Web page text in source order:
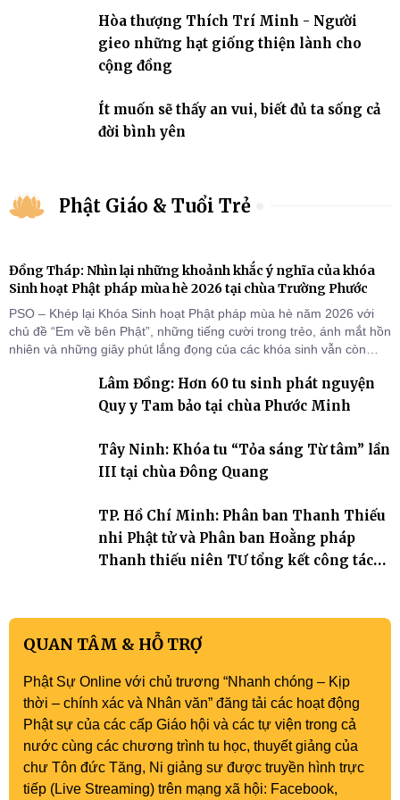
Hòa thượng Thích Trí Minh - Người
gieo những hạt giống thiện lành cho
cộng đồng
Ít muốn sẽ thấy an vui, biết đủ ta sống cả
đời bình yên
Phật Giáo & Tuổi Trẻ
Đồng Tháp: Nhìn lại những khoảnh khắc ý nghĩa của khóa
Sinh hoạt Phật pháp mùa hè 2026 tại chùa Trường Phước
PSO – Khép lại Khóa Sinh hoạt Phật pháp mùa hè năm 2026 với
chủ đề “Em về bên Phật”, những tiếng cười trong trẻo, ánh mắt hồn
nhiên và những giây phút lắng đọng của các khóa sinh vẫn còn
Tháp). Những tuần tu học ngắn ngủi nhưng đã trở thành hành
trang quý báu, gieo những hạt giống thiện l
Lâm Đồng: Hơn 60 tu sinh phát nguyện
Quy y Tam bảo tại chùa Phước Minh
Tây Ninh: Khóa tu “Tỏa sáng Từ tâm” lần
III tại chùa Đông Quang
TP. Hồ Chí Minh: Phân ban Thanh Thiếu
nhi Phật tử và Phân ban Hoằng pháp
Thanh thiếu niên TƯ tổng kết công tác
QUAN TÂM & HỖ TRỢ
Phật Sự Online với chủ trương “Nhanh chóng – Kịp
thời – chính xác và Nhân văn” đăng tải các hoạt động
Phật sự của các cấp Giáo hội và các tự viện trong cả
nước cùng các chương trình tu học, thuyết giảng của
chư Tôn đức Tăng, Ni giảng sư được truyền hình trực
tiếp (Live Streaming) trên mạng xã hội: Facebook,